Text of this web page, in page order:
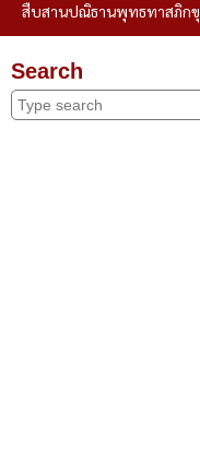
สืบสานปณิธานพุทธทาสภิกขุ
Search